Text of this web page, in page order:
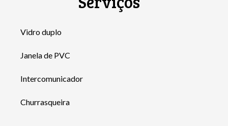
Vidro duplo
Janela de PVC
Intercomunicador
Churrasqueira